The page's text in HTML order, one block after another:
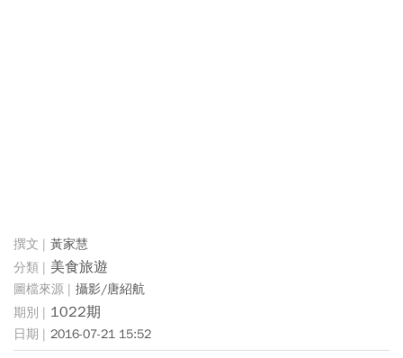
黃家慧
美食旅遊
攝影/唐紹航
1022期
2016-07-21 15:52